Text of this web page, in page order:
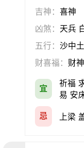
吉神：喜神
凶煞： 天兵
五行：沙中土
财喜福： 财
宜
祈福
易 安
忌 上梁